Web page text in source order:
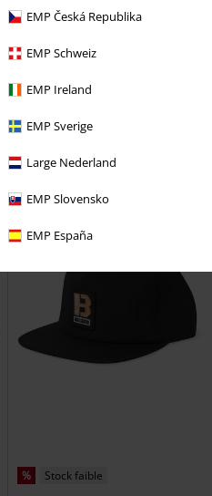
EMP Česká Republika
EMP Schweiz
EMP Ireland
EMP Sverige
Large Nederland
EMP Slovensko
EMP España
-44 %
PVC € 55,00
€ 30,39
Casquette Violoniste
% Stock faible